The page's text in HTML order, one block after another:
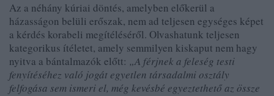
Az a néhány kúriai döntés, amelyben előkerül a
házasságon belüli erőszak, nem ad teljesen egységes képet
a kérdés korabeli megítéléséről. Olvashatunk teljesen
kategorikus ítéletet, amely semmilyen kiskaput nem hagy
nyitva a bántalmazók előtt: „A férjnek a feleség testi
fenyítéséhez való jogát egyetlen társadalmi osztály
felfogása sem ismeri el, még kevésbé egyeztethető az össze